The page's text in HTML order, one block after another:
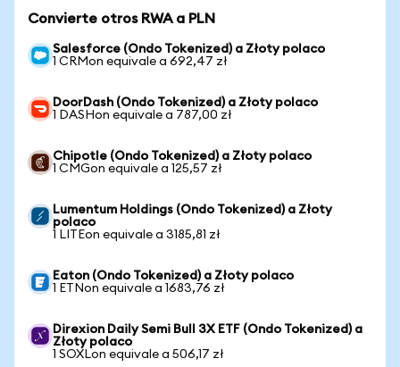
Convierte otros RWA a PLN
Salesforce (Ondo Tokenized) a Złoty polaco
1 CRMon equivale a 692,47 zł
DoorDash (Ondo Tokenized) a Złoty polaco
1 DASHon equivale a 787,00 zł
Chipotle (Ondo Tokenized) a Złoty polaco
1 CMGon equivale a 125,57 zł
Lumentum Holdings (Ondo Tokenized) a Złoty
polaco
1 LITEon equivale a 3185,81 zł
Eaton (Ondo Tokenized) a Złoty polaco
1 ETNon equivale a 1683,76 zł
Direxion Daily Semi Bull 3X ETF (Ondo Tokenized) a
Złoty polaco
1 SOXLon equivale a 506,17 zł